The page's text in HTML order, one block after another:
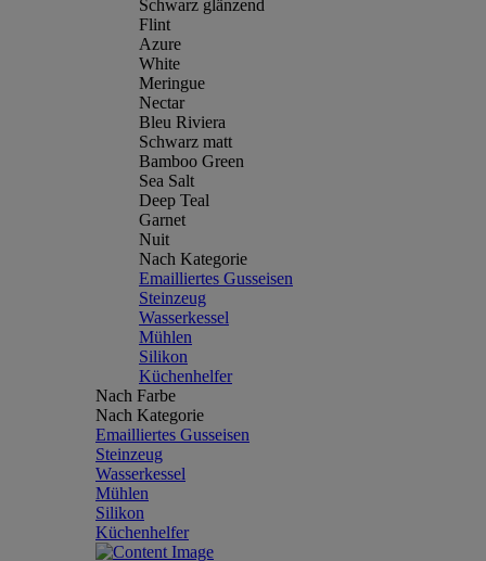
Schwarz glänzend
Flint
Azure
White
Meringue
Nectar
Bleu Riviera
Schwarz matt
Bamboo Green
Sea Salt
Deep Teal
Garnet
Nuit
Nach Kategorie
Emailliertes Gusseisen
Steinzeug
Wasserkessel
Mühlen
Silikon
Küchenhelfer
Nach Farbe
Nach Kategorie
Emailliertes Gusseisen
Steinzeug
Wasserkessel
Mühlen
Silikon
Küchenhelfer